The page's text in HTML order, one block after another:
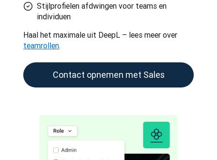
Stijlprofielen afdwingen voor teams en
individuen
teamrollen.
Contact opnemen met Sales